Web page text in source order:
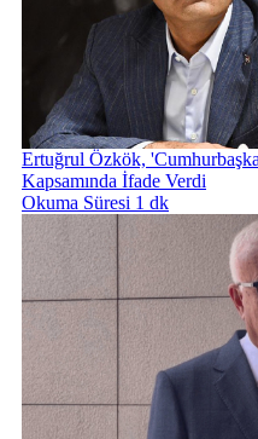
Ertuğrul Özkök,
Kapsamında İfade Verdi
Okuma Süresi 1 dk